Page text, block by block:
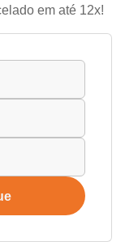
em até 12x!